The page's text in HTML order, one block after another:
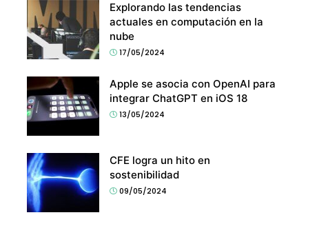
Explorando las tendencias
actuales en computación en la
nube
17/05/2024
Apple se asocia con OpenAI para
integrar ChatGPT en iOS 18
13/05/2024
CFE logra un hito en
sostenibilidad
09/05/2024